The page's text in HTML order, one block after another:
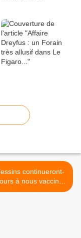
continueront-
à nous vacciner
du dessinateur